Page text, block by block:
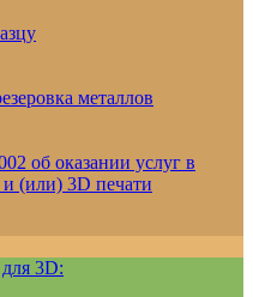
металлов
оказании услуг в
(или) 3D печати
3D: